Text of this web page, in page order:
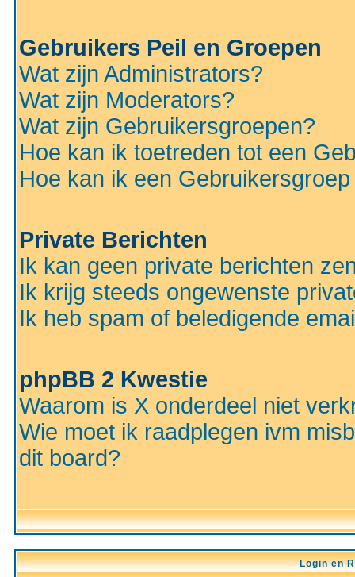
Gebruikers Peil en Groepen
Wat zijn Administrators?
Wat zijn Moderators?
Wat zijn Gebruikersgroepen?
Hoe kan ik toetreden tot een
Hoe kan ik een
Private Berichten
Ik kan geen private berichten
Ik krijg steeds ongewenste
Ik heb spam of beledigende
phpBB 2 Kwestie
Waarom is X onderdeel niet
Wie moet ik raadplegen ivm
dit board?
Login en